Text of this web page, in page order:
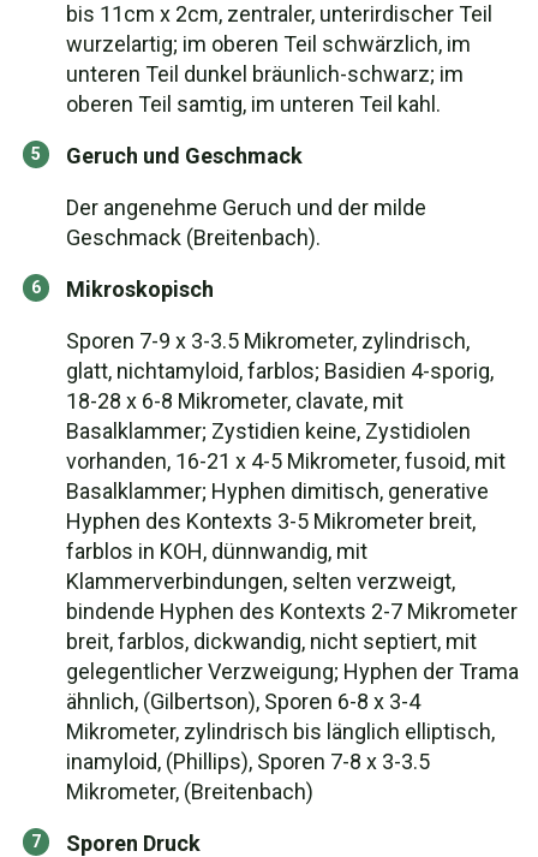
bis 11cm x 2cm, zentraler, unterirdischer Teil
wurzelartig; im oberen Teil schwärzlich, im
unteren Teil dunkel bräunlich-schwarz; im
oberen Teil samtig, im unteren Teil kahl.
Geruch und Geschmack
Der angenehme Geruch und der milde
Geschmack (Breitenbach).
Mikroskopisch
Sporen 7-9 x 3-3.5 Mikrometer, zylindrisch,
glatt, nichtamyloid, farblos; Basidien 4-sporig,
18-28 x 6-8 Mikrometer, clavate, mit
Basalklammer; Zystidien keine, Zystidiolen
vorhanden, 16-21 x 4-5 Mikrometer, fusoid, mit
Basalklammer; Hyphen dimitisch, generative
Hyphen des Kontexts 3-5 Mikrometer breit,
farblos in KOH, dünnwandig, mit
Klammerverbindungen, selten verzweigt,
bindende Hyphen des Kontexts 2-7 Mikrometer
breit, farblos, dickwandig, nicht septiert, mit
gelegentlicher Verzweigung; Hyphen der Trama
ähnlich, (Gilbertson), Sporen 6-8 x 3-4
Mikrometer, zylindrisch bis länglich elliptisch,
inamyloid, (Phillips), Sporen 7-8 x 3-3.5
Mikrometer, (Breitenbach)
Sporen Druck